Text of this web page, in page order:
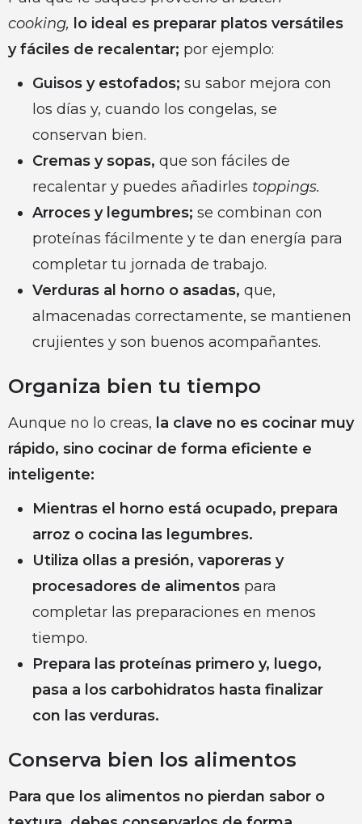
cooking, lo ideal es preparar platos versátiles
y fáciles de recalentar; por ejemplo:
Guisos y estofados; su sabor mejora con
los días y, cuando los congelas, se
conservan bien.
Cremas y sopas, que son fáciles de
recalentar y puedes añadirles toppings.
Arroces y legumbres; se combinan con
proteínas fácilmente y te dan energía para
completar tu jornada de trabajo.
Verduras al horno o asadas, que,
almacenadas correctamente, se mantienen
crujientes y son buenos acompañantes.
Organiza bien tu tiempo
Aunque no lo creas, la clave no es cocinar muy
rápido, sino cocinar de forma eficiente e
inteligente:
Mientras el horno está ocupado, prepara
arroz o cocina las legumbres.
Utiliza ollas a presión, vaporeras y
procesadores de alimentos para
completar las preparaciones en menos
tiempo.
Prepara las proteínas primero y, luego,
pasa a los carbohidratos hasta finalizar
con las verduras.
Conserva bien los alimentos
Para que los alimentos no pierdan sabor o